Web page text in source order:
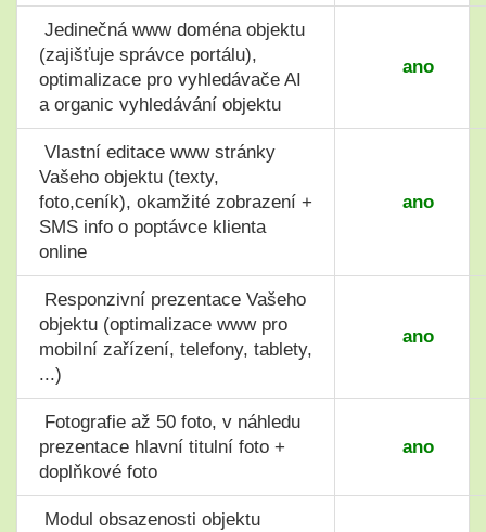
Jedinečná www doména objektu
(zajišťuje správce portálu),
optimalizace pro vyhledávače AI
a organic vyhledávání objektu
ano
Vlastní editace www stránky
Vašeho objektu (texty,
foto,ceník), okamžité zobrazení +
SMS info o poptávce klienta
online
ano
Responzivní prezentace Vašeho
objektu (optimalizace www pro
mobilní zařízení, telefony, tablety,
...)
ano
Fotografie až 50 foto, v náhledu
prezentace hlavní titulní foto +
doplňkové foto
ano
Modul obsazenosti objektu